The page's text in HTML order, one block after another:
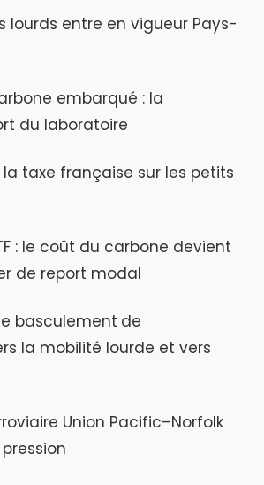
lourds entre en vigueur Pays-
embarqué : la
du laboratoire
taxe française sur les petits
: le coût du carbone devient
de report modal
basculement de
la mobilité lourde et vers
Union Pacific–Norfolk